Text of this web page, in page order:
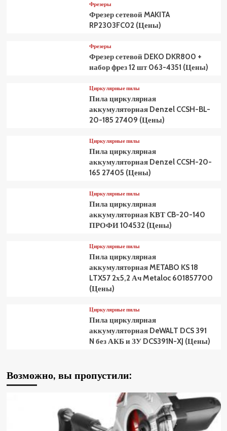
Фрезеры
Фрезер сетевой MAKITA
RP2303FC02 (Цены)
Фрезеры
Фрезер сетевой DEKO DKR800 +
набор фрез 12 шт 063-4351 (Цены)
Циркулярные пилы
Пила циркулярная
аккумуляторная Denzel CCSH-BL-
20-185 27409 (Цены)
Циркулярные пилы
Пила циркулярная
аккумуляторная Denzel CCSH-20-
165 27405 (Цены)
Циркулярные пилы
Пила циркулярная
аккумуляторная КВТ CB-20-140
ПРОФИ 104532 (Цены)
Циркулярные пилы
Пила циркулярная
аккумуляторная METABO KS 18
LTX57 2х5,2 Ач Metaloc 601857700
(Цены)
Циркулярные пилы
Пила циркулярная
аккумуляторная DeWALT DCS 391
N без АКБ и ЗУ DCS391N-XJ (Цены)
Возможно, вы пропустили: